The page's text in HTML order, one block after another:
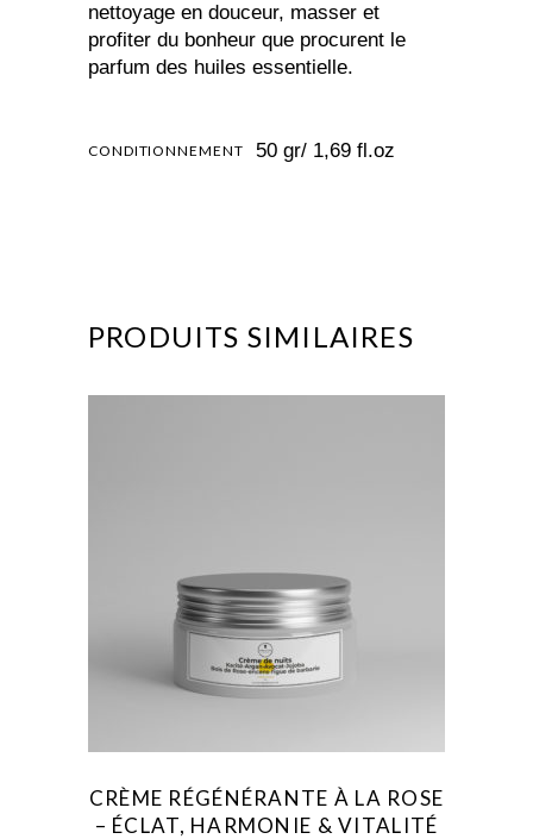
nettoyage en douceur, masser et
profiter du bonheur que procurent le
parfum des huiles essentielle.
CONDITIONNEMENT 50 gr/ 1,69 fl.oz
PRODUITS SIMILAIRES
CRÈME RÉGÉNÉRANTE À LA ROSE
– ÉCLAT, HARMONIE & VITALITÉ